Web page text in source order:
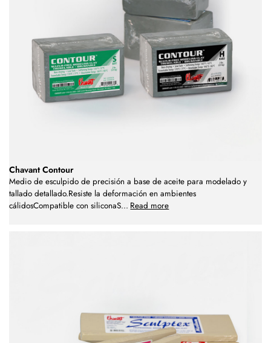
Chavant Contour
Medio de esculpido de precisión a base de aceite para modelado y
tallado detallado.Resiste la deformación en ambientes
cálidosCompatible con siliconaS... Read more